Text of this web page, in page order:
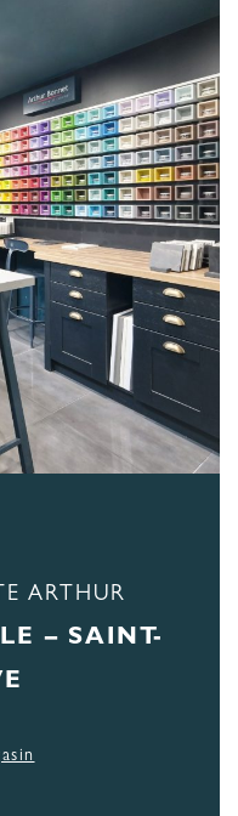
ARTHUR
– SAINT-